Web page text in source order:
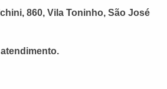
860, Vila Toninho, São José